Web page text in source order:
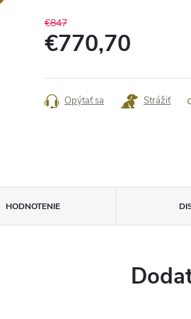
€847
€770,70
cena:
Opýtať sa Strážiť
HODNOTENIE